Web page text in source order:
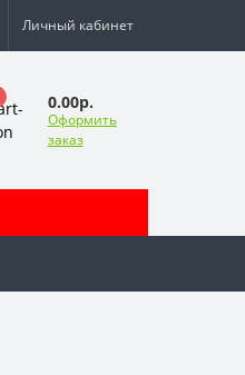
Личный кабинет
0.00р.
Оформить
заказ